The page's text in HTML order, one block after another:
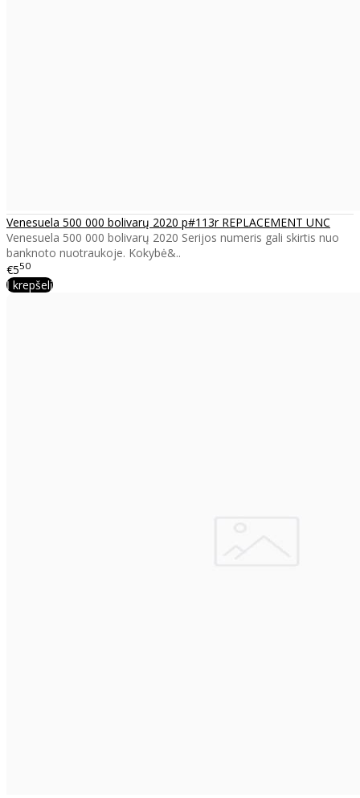
Venesuela 500 000 bolivarų 2020 p#113r REPLACEMENT UNC
Venesuela 500 000 bolivarų 2020 Serijos numeris gali skirtis nuo
banknoto nuotraukoje. Kokybė&..
€550
Į krepšelį